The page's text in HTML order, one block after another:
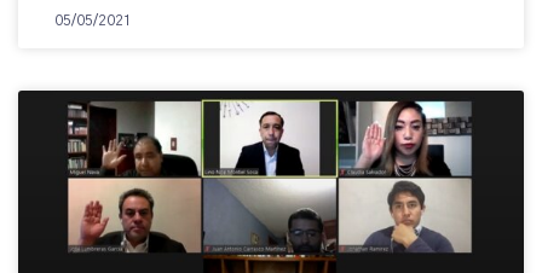
05/05/2021